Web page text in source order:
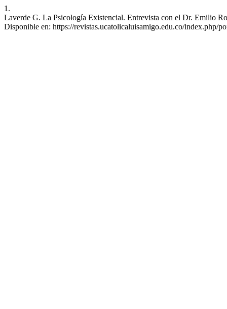
1.
Laverde G. La Psicología Existencial. Entrevista con el Dr. Emilio
Disponible en: https://revistas.ucatolicaluisamigo.edu.co/index.php/